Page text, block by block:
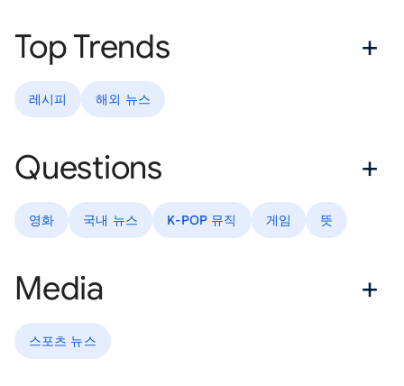
Top Trends
레시피 해외 뉴스
Questions
영화 국내 뉴스 K-POP 뮤직 게임 뜻
Media
스포츠 뉴스